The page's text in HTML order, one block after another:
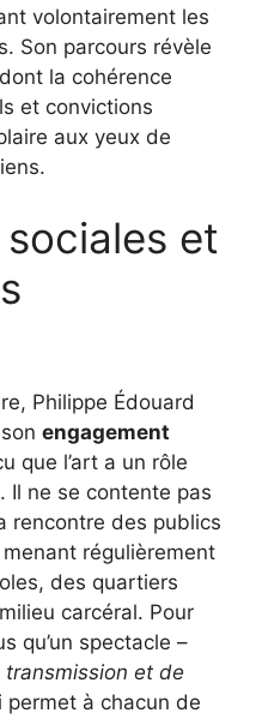
volontairement les
Son parcours révèle
la cohérence
et convictions
aux yeux de
et
Philippe Édouard
engagement
que l’art a un rôle
Il ne se contente pas
rencontre des publics
régulièrement
des quartiers
carcéral. Pour
qu’un spectacle –
transmission et de
permet à chacun de